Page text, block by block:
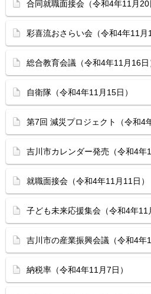
合同就職面接会（令和4年11月20
彩喜流おさらい会（令和4年11月
総合教育会議（令和4年11月16日
自衛隊（令和4年11月15日）
第7回 減災プロジェクト（令和4
吉川市カレンダー発売（令和4年
就職面接会（令和4年11月11日）
子ども未来応援集会（令和4年11
吉川市の産業振興会議（令和4年
納税率（令和4年11月7日）